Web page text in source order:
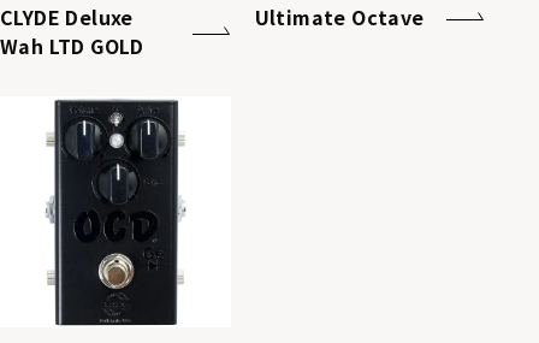
CLYDE Deluxe
Wah LTD GOLD
Ultimate Octave